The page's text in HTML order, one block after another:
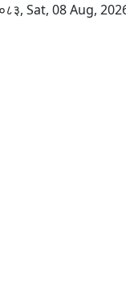
Sat, 08 Aug,